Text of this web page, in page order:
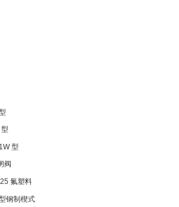
闸阀
阀型
式闸阀
阀
氟塑料
钢制楔式